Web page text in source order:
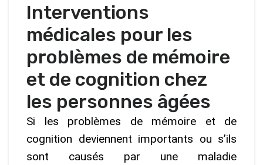
Interventions
médicales pour les
problèmes de mémoire
et de cognition chez
les personnes âgées
Si les problèmes de mémoire et de
cognition deviennent importants ou s’ils
sont causés par une maladie